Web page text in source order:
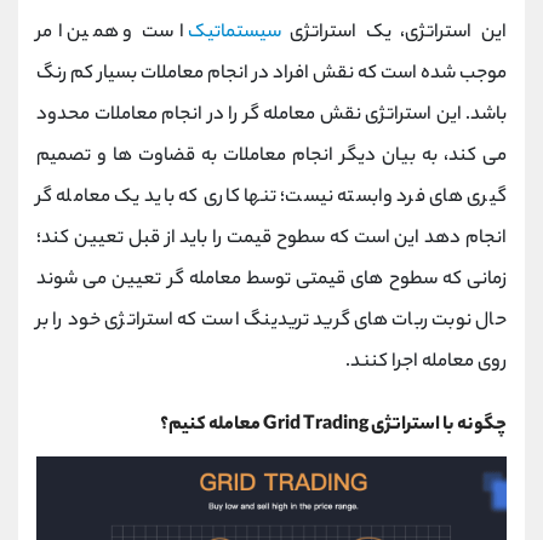
این استراتژی، یک استراتژیسیستماتیک است و همین امر
موجب شده است که نقش افراد در انجام معاملات بسیار کم رنگ
باشد. این استراتژی نقش معامله گر را در انجام معاملات محدود
می کند، به بیان دیگر انجام معاملات به قضاوت ها و تصمیم
گیری های فرد وابسته نیست؛ تنها کاری که باید یک معامله گر
انجام دهد این است که سطوح قیمت را باید از قبل تعیین کند؛
زمانی که سطوح های قیمتی توسط معامله گر تعیین می شوند
حال نوبت ربات های گرید تریدینگ است که استراتژی خود را بر
روی معامله اجرا کنند.
چگونه با استراتژیGrid Tradingمعامله کنیم؟